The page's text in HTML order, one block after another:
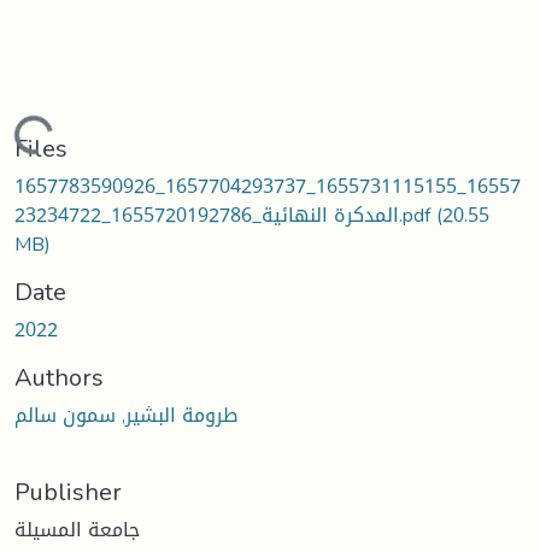
Loading...
Files
1657783590926_1657704293737_1655731115155_16557
23234722_1655720192786_المدكرة النهائية.pdf(20.55
MB)
Date
2022
Authors
طرومة البشير, سمون سالم
Publisher
جامعة المسيلة